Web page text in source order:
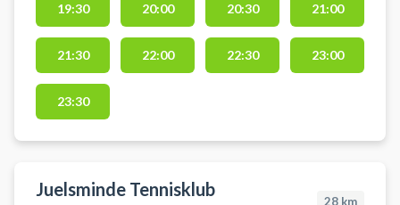
19:30 20:00 20:30 21:00
21:30 22:00 22:30 23:00
23:30
Juelsminde Tennisklub
28 km